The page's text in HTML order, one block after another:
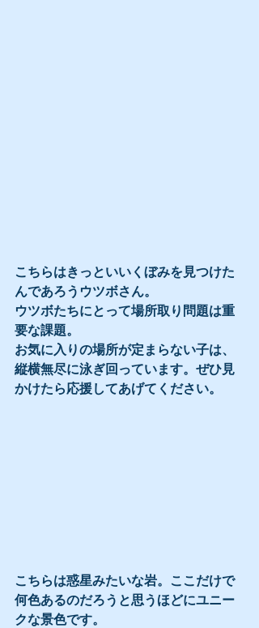
こちらはきっといいくぼみを見つけた
んであろうウツボさん。
ウツボたちにとって場所取り問題は重
要な課題。
お気に入りの場所が定まらない子は、
縦横無尽に泳ぎ回っています。ぜひ見
かけたら応援してあげてください。
こちらは惑星みたいな岩。ここだけで
何色あるのだろうと思うほどにユニー
クな景色です。